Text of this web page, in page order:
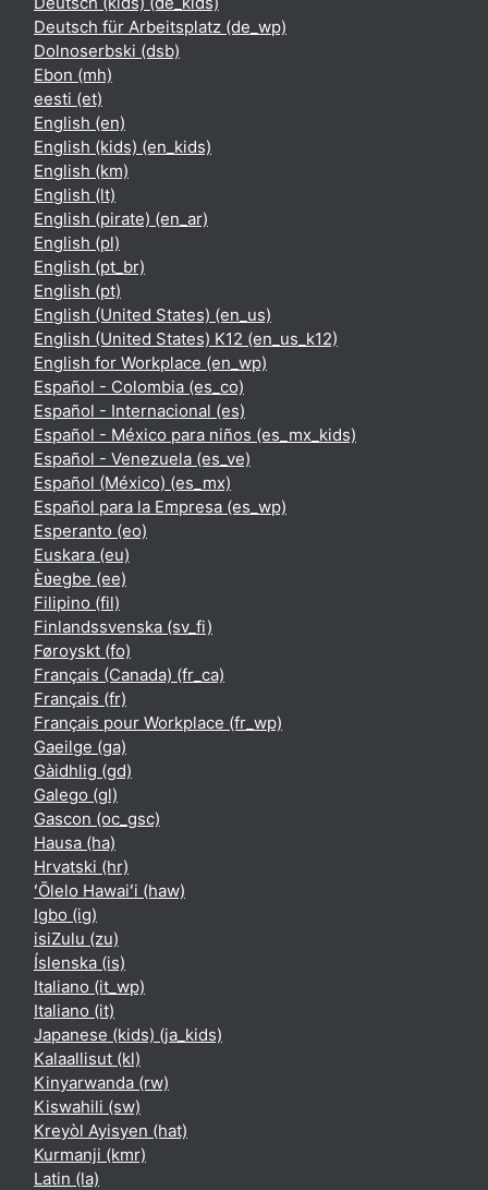
Deutsch für Arbeitsplatz ‎(de_wp)‎
Dolnoserbski ‎(dsb)‎
Ebon ‎(mh)‎
eesti ‎(et)‎
English ‎(en)‎
English (kids) ‎(en_kids)‎
English ‎(km)‎
English ‎(lt)‎
English (pirate) ‎(en_ar)‎
English ‎(pl)‎
English ‎(pt_br)‎
English ‎(pt)‎
English (United States) ‎(en_us)‎
English (United States) K12 ‎(en_us_k12)‎
English for Workplace ‎(en_wp)‎
Español - Colombia ‎(es_co)‎
Español - Internacional ‎(es)‎
Español - México para niños ‎(es_mx_kids)‎
Español - Venezuela ‎(es_ve)‎
Español (México) ‎(es_mx)‎
Español para la Empresa ‎(es_wp)‎
Esperanto ‎(eo)‎
Euskara ‎(eu)‎
Èʋegbe ‎(ee)‎
Filipino ‎(fil)‎
Finlandssvenska ‎(sv_fi)‎
Føroyskt ‎(fo)‎
Français (Canada) ‎(fr_ca)‎
Français ‎(fr)‎
Français pour Workplace ‎(fr_wp)‎
Gaeilge ‎(ga)‎
Gàidhlig ‎(gd)‎
Galego ‎(gl)‎
Gascon ‎(oc_gsc)‎
Hausa ‎(ha)‎
Hrvatski ‎(hr)‎
ʻŌlelo Hawaiʻi ‎(haw)‎
Igbo ‎(ig)‎
isiZulu ‎(zu)‎
Íslenska ‎(is)‎
Italiano ‎(it_wp)‎
Italiano ‎(it)‎
Japanese (kids) ‎(ja_kids)‎
Kalaallisut ‎(kl)‎
Kinyarwanda ‎(rw)‎
Kiswahili ‎(sw)‎
Kreyòl Ayisyen ‎(hat)‎
Kurmanji ‎(kmr)‎
Latin ‎(la)‎